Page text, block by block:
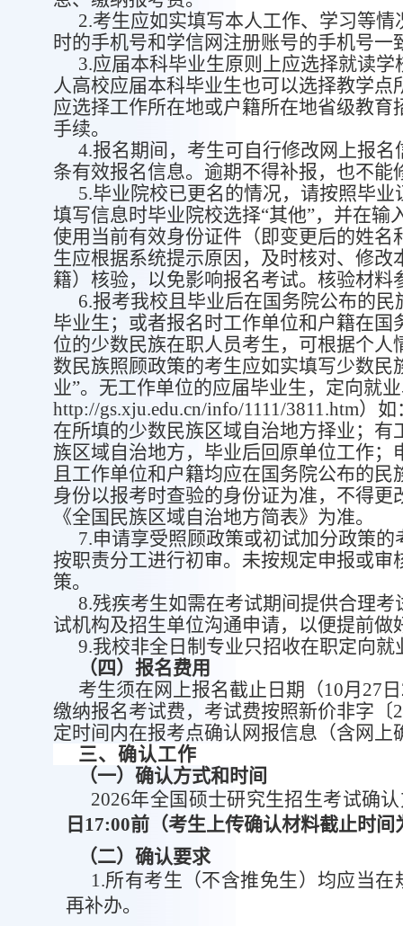
2.考生应如实填写本人工作、学习等
时的手机号和学信网注册账号的手机号一
3.应届本科毕业生原则上应选择就读
人高校应届本科毕业生也可以选择教学
应选择工作所在地或户籍所在地省级教
手续。
4.报名期间，考生可自行修改网上报
条有效报名信息。逾期不得补报，也不能
5.毕业院校已更名的情况，请按照毕
填写信息时毕业院校选择“其他”，并在输
使用当前有效身份证件（即变更后的姓名
生应根据系统提示原因，及时核对、修
籍）核验，以免影响报名考试。核验材料
6.报考我校且毕业后在国务院公布的
毕业生；或者报名时工作单位和户籍在
位的少数民族在职人员考生，可根据个
数民族照顾政策的考生应如实填写少数
业”。无工作单位的应届毕业生，定向就
http://gs.xju.edu.cn/info/1111/3811.htm）
在所填的少数民族区域自治地方择业；
族区域自治地方，毕业后回原单位工作
且工作单位和户籍均应在国务院公布的
身份以报考时查验的身份证为准，不得
《全国民族区域自治地方简表》为准。
7.申请享受照顾政策或初试加分政策
按职责分工进行初审。未按规定申报或
策。
8.残疾考生如需在考试期间提供合理
试机构及招生单位沟通申请，以便提前做
9.我校非全日制专业只招收在职定向就
（ 四）报名费用
考生须在网上报名截止日期（10月27
缴纳报名考试费，考试费按照新价非字〔
定时间内在报考点确认网报信息（含网上
三、确认工作
（一）确认方式和时间
2026年全国硕士研究生招生考试确
日17:00前（考生上传确认材料截止时间
（二）确认要求
1.所有考生（不含推免生）均应当
再补办。